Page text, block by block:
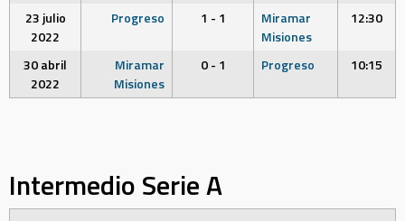
23 julio
2022
Progreso 1 - 1
Miramar
Misiones
12:30
30 abril
2022
Miramar
Misiones
0 - 1 Progreso 10:15
Intermedio Serie A